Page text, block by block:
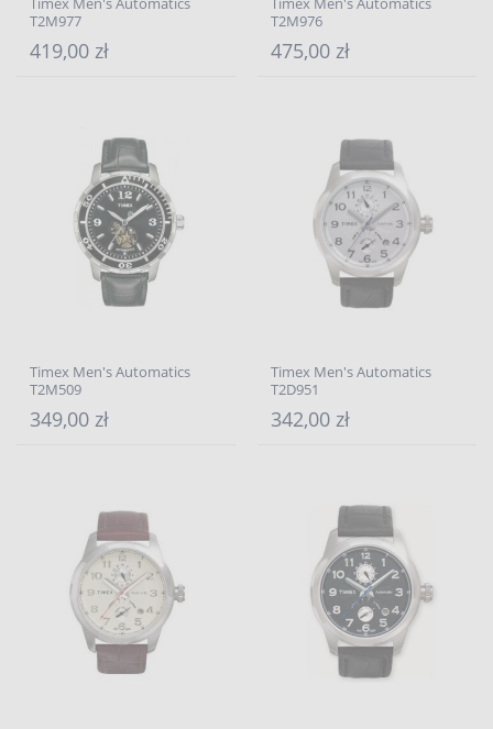
T2M977
419,00 zł
T2M976
475,00 zł
Timex Men's Automatics
T2M509
349,00 zł
Timex Men's Automatics
T2D951
342,00 zł